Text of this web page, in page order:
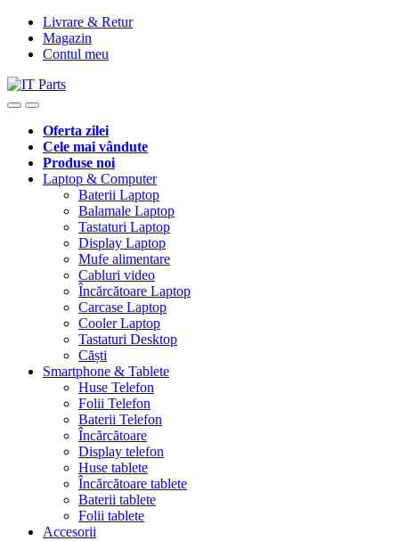
Livrare & Retur
Magazin
Contul meu
Oferta zilei
Cele mai vândute
Produse noi
Laptop & Computer
Baterii Laptop
Balamale Laptop
Tastaturi Laptop
Display Laptop
Mufe alimentare
Cabluri video
Încărcătoare Laptop
Carcase Laptop
Cooler Laptop
Tastaturi Desktop
Căști
Smartphone & Tablete
Huse Telefon
Folii Telefon
Baterii Telefon
Încărcătoare
Display telefon
Huse tablete
Încărcătoare tablete
Baterii tablete
Folii tablete
Accesorii